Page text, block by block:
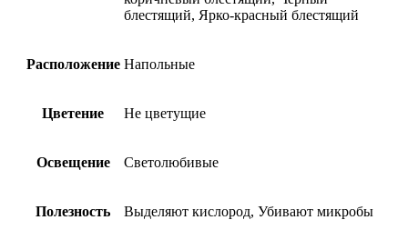
блестящий, Ярко-красный блестящий
Расположение Напольные
Цветение Не цветущие
Освещение Светолюбивые
Полезность Выделяют кислород, Убивают микробы